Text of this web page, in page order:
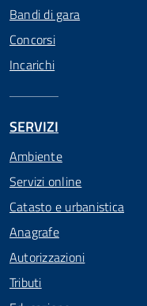
Bandi di gara
Concorsi
Incarichi
SERVIZI
Ambiente
Servizi online
Catasto e urbanistica
Anagrafe
Autorizzazioni
Tributi